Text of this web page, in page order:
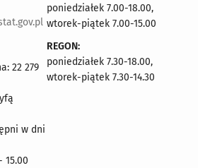
22 279
w dni
15.00
poniedziałek 7.00-18.00,
wtorek-piątek 7.00-15.00
REGON:
poniedziałek 7.30-18.00,
wtorek-piątek 7.30-14.30